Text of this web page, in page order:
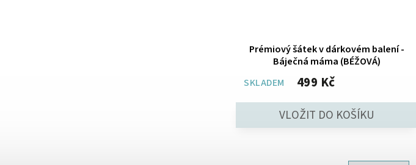
Prémiový šátek v dárkovém balení -
Báječná máma (BÉŽOVÁ)
SKLADEM
499 Kč